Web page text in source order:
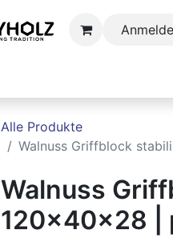
Alle Produkte
Walnuss Griffblock
Walnuss
120x40x28 |